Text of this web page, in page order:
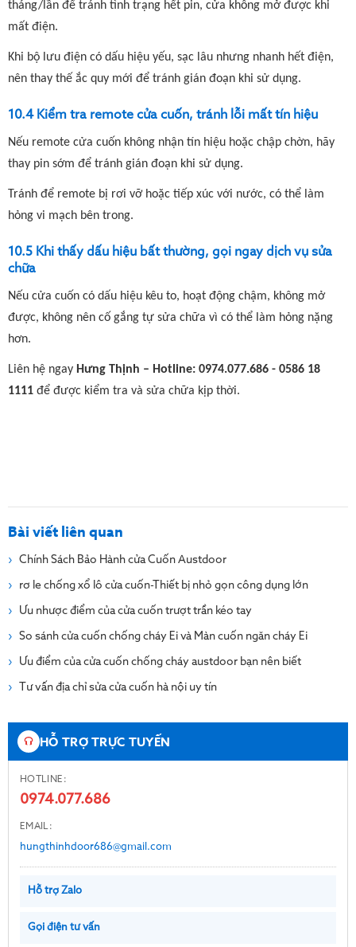
HỖ TRỢ TRỰC TUYẾN
HOTLINE:
0974.077.686
EMAIL:
hungthinhdoor686@gmail.com
Hỗ trợ Zalo
Gọi điện tư vấn
tháng/lần để tránh tình trạng hết pin, cửa không mở được khi
mất điện.
Khi bộ lưu điện có dấu hiệu yếu, sạc lâu nhưng nhanh hết điện,
nên thay thế ắc quy mới để tránh gián đoạn khi sử dụng.
10.4 Kiểm tra remote cửa cuốn, tránh lỗi mất tín hiệu
Nếu remote cửa cuốn không nhận tín hiệu hoặc chập chờn, hãy
thay pin sớm để tránh gián đoạn khi sử dụng.
Tránh để remote bị rơi vỡ hoặc tiếp xúc với nước, có thể làm
hỏng vi mạch bên trong.
10.5 Khi thấy dấu hiệu bất thường, gọi ngay dịch vụ sửa
chữa
Nếu cửa cuốn có dấu hiệu kêu to, hoạt động chậm, không mở
được, không nên cố gắng tự sửa chữa vì có thể làm hỏng nặng
hơn.
Liên hệ ngay Hưng Thịnh – Hotline: 0974.077.686 - 0586 18
1111 để được kiểm tra và sửa chữa kịp thời.
Bài viết liên quan
Chính Sách Bảo Hành cửa Cuốn Austdoor
rơ le chống xổ lô cửa cuốn-Thiết bị nhỏ gọn công dụng lớn
Ưu nhược điểm của cửa cuốn trượt trần kéo tay
So sánh cửa cuốn chống cháy Ei và Màn cuốn ngăn cháy Ei
Ưu điểm của cửa cuốn chống cháy austdoor bạn nên biết
Tư vấn địa chỉ sửa cửa cuốn hà nội uy tín